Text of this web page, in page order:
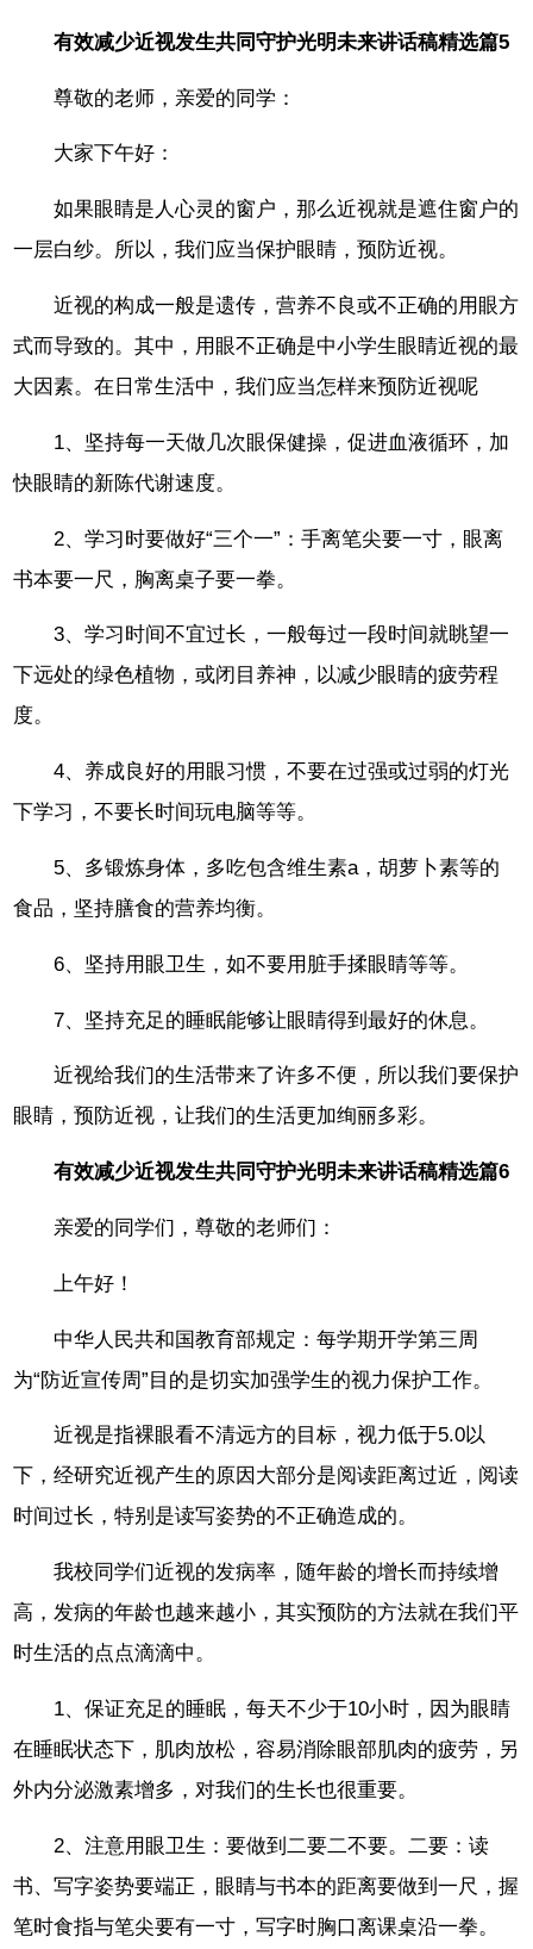
有效减少近视发生共同守护光明未来讲话稿精选篇5
尊敬的老师，亲爱的同学：
大家下午好：
如果眼睛是人心灵的窗户，那么近视就是遮住窗户的
一层白纱。所以，我们应当保护眼睛，预防近视。
近视的构成一般是遗传，营养不良或不正确的用眼方
式而导致的。其中，用眼不正确是中小学生眼睛近视的最
大因素。在日常生活中，我们应当怎样来预防近视呢
1、坚持每一天做几次眼保健操，促进血液循环，加
快眼睛的新陈代谢速度。
2、学习时要做好“三个一”：手离笔尖要一寸，眼离
书本要一尺，胸离桌子要一拳。
3、学习时间不宜过长，一般每过一段时间就眺望一
下远处的绿色植物，或闭目养神，以减少眼睛的疲劳程
度。
4、养成良好的用眼习惯，不要在过强或过弱的灯光
下学习，不要长时间玩电脑等等。
5、多锻炼身体，多吃包含维生素a，胡萝卜素等的
食品，坚持膳食的营养均衡。
6、坚持用眼卫生，如不要用脏手揉眼睛等等。
7、坚持充足的睡眠能够让眼睛得到最好的休息。
近视给我们的生活带来了许多不便，所以我们要保护
眼睛，预防近视，让我们的生活更加绚丽多彩。
有效减少近视发生共同守护光明未来讲话稿精选篇6
亲爱的同学们，尊敬的老师们：
上午好！
中华人民共和国教育部规定：每学期开学第三周
为“防近宣传周”目的是切实加强学生的视力保护工作。
近视是指裸眼看不清远方的目标，视力低于5.0以
下，经研究近视产生的原因大部分是阅读距离过近，阅读
时间过长，特别是读写姿势的不正确造成的。
我校同学们近视的发病率，随年龄的增长而持续增
高，发病的年龄也越来越小，其实预防的方法就在我们平
时生活的点点滴滴中。
1、保证充足的睡眠，每天不少于10小时，因为眼睛
在睡眠状态下，肌肉放松，容易消除眼部肌肉的疲劳，另
外内分泌激素增多，对我们的生长也很重要。
2、注意用眼卫生：要做到二要二不要。二要：读
书、写字姿势要端正，眼睛与书本的距离要做到一尺，握
笔时食指与笔尖要有一寸，写字时胸口离课桌沿一拳。